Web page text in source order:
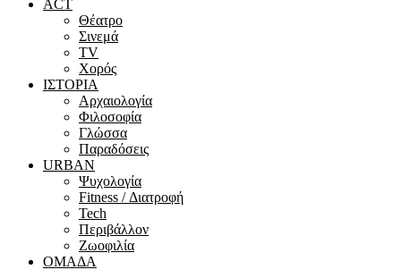
ACT
Θέατρο
Σινεμά
ΤV
Χορός
ΙΣΤΟΡΙΑ
Αρχαιολογία
Φιλοσοφία
Γλώσσα
Παραδόσεις
URBAN
Ψυχολογία
Fitness / Διατροφή
Tech
Περιβάλλον
Ζωοφιλία
ΟΜΑΔΑ